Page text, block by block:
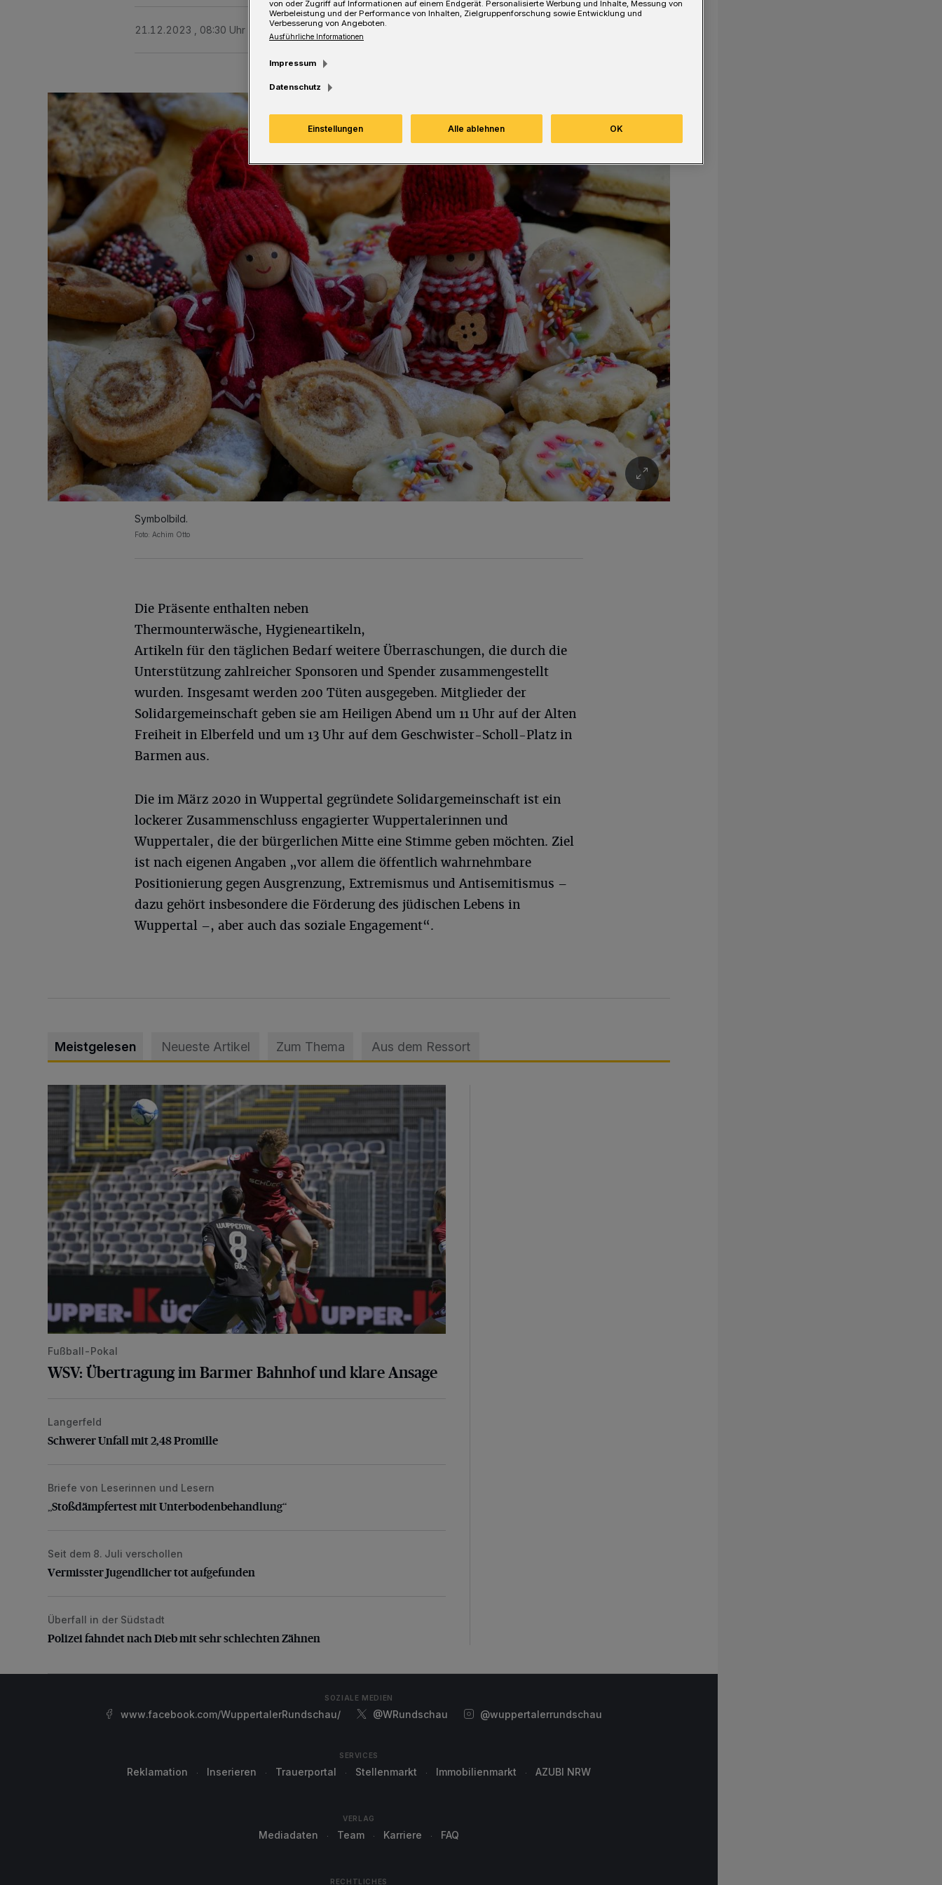
21.12.2023 , 08:30 Uhr Eine Minute Lesezeit
Symbolbild.
Foto: Achim Otto
Die Präsente enthalten neben
Thermounterwäsche, Hygieneartikeln,
Artikeln für den täglichen Bedarf weitere Überraschungen, die durch die
Unterstützung zahlreicher Sponsoren und Spender zusammengestellt
wurden. Insgesamt werden 200 Tüten ausgegeben. Mitglieder der
Solidargemeinschaft geben sie am Heiligen Abend um 11 Uhr auf der Alten
Freiheit in Elberfeld und um 13 Uhr auf dem Geschwister-Scholl-Platz in
Barmen aus.
Die im März 2020 in Wuppertal gegründete Solidargemeinschaft ist ein
lockerer Zusammenschluss engagierter Wuppertalerinnen und
Wuppertaler, die der bürgerlichen Mitte eine Stimme geben möchten. Ziel
ist nach eigenen Angaben „vor allem die öffentlich wahrnehmbare
Positionierung gegen Ausgrenzung, Extremismus und Antisemitismus –
dazu gehört insbesondere die Förderung des jüdischen Lebens in
Wuppertal –, aber auch das soziale Engagement“.
Meistgelesen Neueste Artikel Zum Thema Aus dem Ressort
WSV: Übertragung im Barmer Bahnhof und klare Ansage
Fußball-Pokal
WSV: Übertragung im Barmer Bahnhof und klare Ansage
Schwerer Unfall mit 2,48 Promille
Langerfeld
Schwerer Unfall mit 2,48 Promille
„Stoßdämpfertest mit Unterbodenbehandlung“
Briefe von Leserinnen und Lesern
„Stoßdämpfertest mit Unterbodenbehandlung“
Vermisster Jugendlicher tot aufgefunden
Seit dem 8. Juli verschollen
Vermisster Jugendlicher tot aufgefunden
Polizei fahndet nach Dieb mit sehr schlechten Zähnen
Überfall in der Südstadt
Polizei fahndet nach Dieb mit sehr schlechten Zähnen
SOZIALE MEDIEN
www.facebook.com/WuppertalerRundschau/ @WRundschau @wuppertalerrundschau
SERVICES
Reklamation Inserieren Trauerportal Stellenmarkt Immobilienmarkt AZUBI NRW
VERLAG
Mediadaten Team Karriere FAQ
RECHTLICHES
von oder Zugriff auf Informationen auf einem Endgerät. Personalisierte Werbung und Inhalte, Messung von
Werbeleistung und der Performance von Inhalten, Zielgruppenforschung sowie Entwicklung und
Verbesserung von Angeboten.
Ausführliche Informationen
Impressum
Datenschutz
Einstellungen Alle ablehnen OK